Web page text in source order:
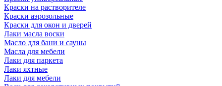
Краски на растворителе
Краски аэрозольные
Краски для окон и дверей
Лаки масла воски
Масло для бани и сауны
Масла для мебели
Лаки для паркета
Лаки яхтные
Лаки для мебели